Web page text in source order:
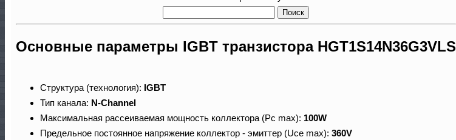
Основные параметры IGBT транзистора HGT1S14N36G3VLS
Структура (технология): IGBT
Тип канала: N-Channel
Максимальная рассеиваемая мощность коллектора (Pc max): 100W
Предельное постоянное напряжение коллектор - эмиттер (Uce max): 360V